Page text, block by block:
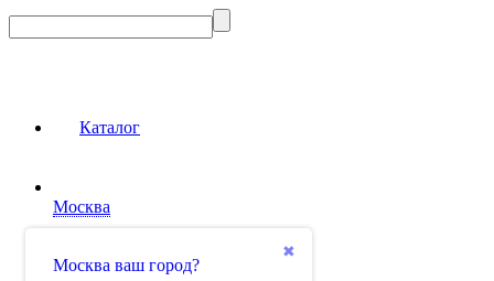
Каталог
Москва
✖
Москва ваш город?
0